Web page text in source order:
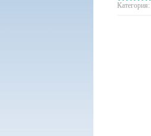
Категория: